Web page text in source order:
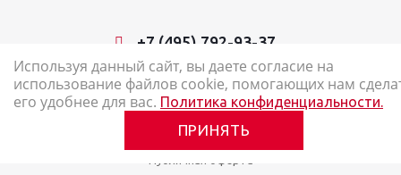
+7 (495) 792-93-37
2026 © Наш Карандаш: интернет-магазин канцелярских товаров
Карта сайта
Используя данный сайт, вы даете согласие на
использование файлов cookie, помогающих нам
его удобнее для вас. Политика конфиденциальности.
ПРИНЯТЬ